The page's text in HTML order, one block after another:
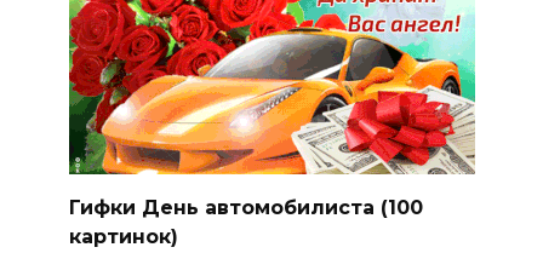
Гифки День автомобилиста (100
картинок)